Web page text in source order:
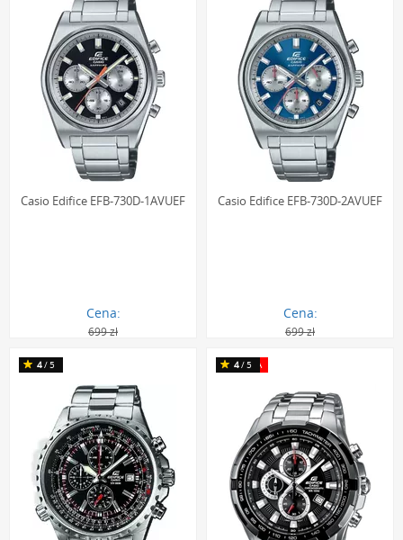
Casio Edifice EFB-730D-1AVUEF
Cena:
699 zł
Casio Edifice EFB-730D-2AVUEF
Cena:
699 zł
4/5 MEDIA
4/5